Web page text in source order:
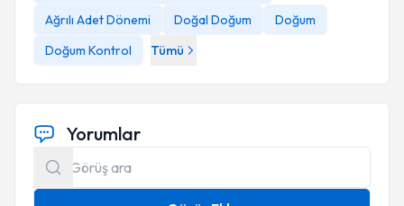
Ağrılı Adet Dönemi
Doğal Doğum
Doğum
Doğum Kontrol
Tümü
Yorumlar